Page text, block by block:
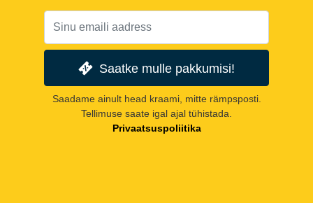
Saatke mulle pakkumisi!
Saadame ainult head kraami, mitte rämpsposti.
Tellimuse saate igal ajal tühistada.
Privaatsuspoliitika